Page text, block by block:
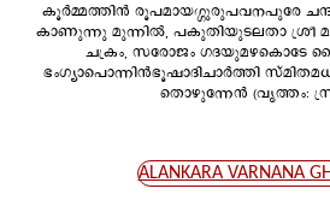
കൂർമ്മത്തിൻ രൂപമായഗ്ഗുരുപവനപുരേ
കാണുന്നു മുന്നിൽ, പകുതിയുടലതാ ശ്രീ
ചക്രം, സരോജം ഗദയുമഴകൊടേ
ഭംഗ്യാപൊന്നിൻഭൂഷാദിചാർത്തി
തൊഴുന്നേൻ
ALANKARA VARNANA